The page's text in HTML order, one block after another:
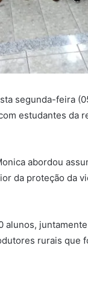
segunda-feira
estudantes da
abordou
da proteção da
alunos,
rurais que